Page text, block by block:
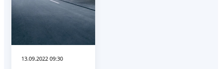
13.09.2022 09:30